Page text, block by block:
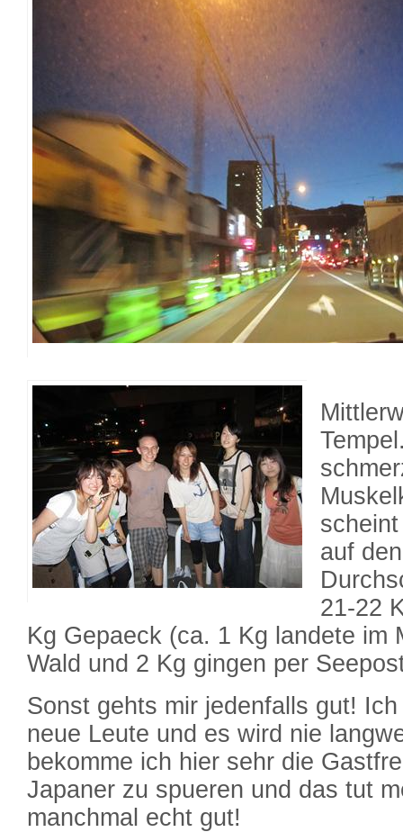
auf
21-22
Kg Gepaeck (ca. 1 Kg landete im
Wald und 2 Kg gingen per
Sonst gehts mir jedenfalls gut!
neue Leute und es wird nie
bekomme ich hier sehr die
Japaner zu spueren und das tut
manchmal echt gut!